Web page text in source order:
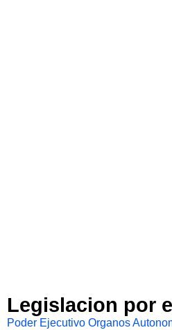
Legislacion por
Poder Ejecutivo Organos